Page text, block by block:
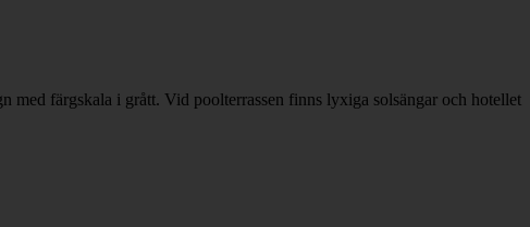
med färgskala i grått. Vid poolterrassen finns lyxiga solsängar och hotellet